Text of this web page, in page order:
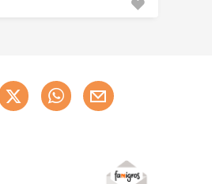
Recommander maintenant